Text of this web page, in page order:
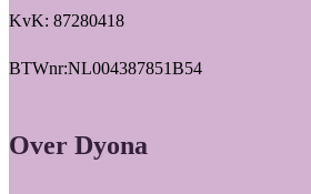
KvK: 87280418
BTWnr:NL004387851B54
Over Dyona